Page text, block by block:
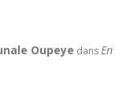
Oupeye dans En